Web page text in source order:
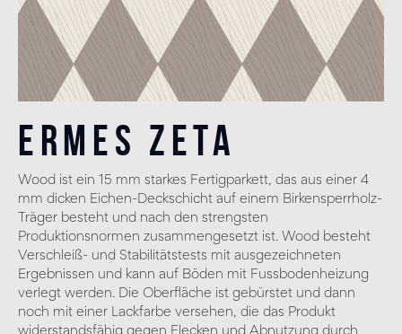
Ermes Zeta
Wood ist ein 15 mm starkes Fertigparkett, das aus einer 4
mm dicken Eichen-Deckschicht auf einem Birkensperrholz-
Träger besteht und nach den strengsten
Produktionsnormen zusammengesetzt ist. Wood besteht
Verschleiß- und Stabilitätstests mit ausgezeichneten
Ergebnissen und kann auf Böden mit Fussbodenheizung
verlegt werden. Die Oberfläche ist gebürstet und dann
noch mit einer Lackfarbe versehen, die das Produkt
widerstandsfähig gegen Flecken und Abnutzung durch